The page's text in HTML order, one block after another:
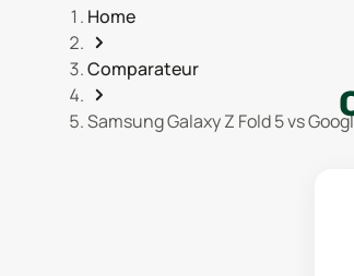
Home
Comparateur
Samsung Galaxy Z Fold 5 vs